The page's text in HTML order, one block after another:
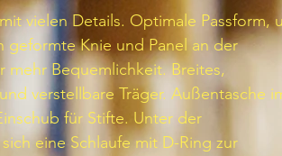
vielen Details. Optimale Passform,
geformte Knie und Panel an der
mehr Bequemlichkeit. Breites,
verstellbare Träger. Außentasche
für Stifte. Unter der
eine Schlaufe mit D-Ring zur